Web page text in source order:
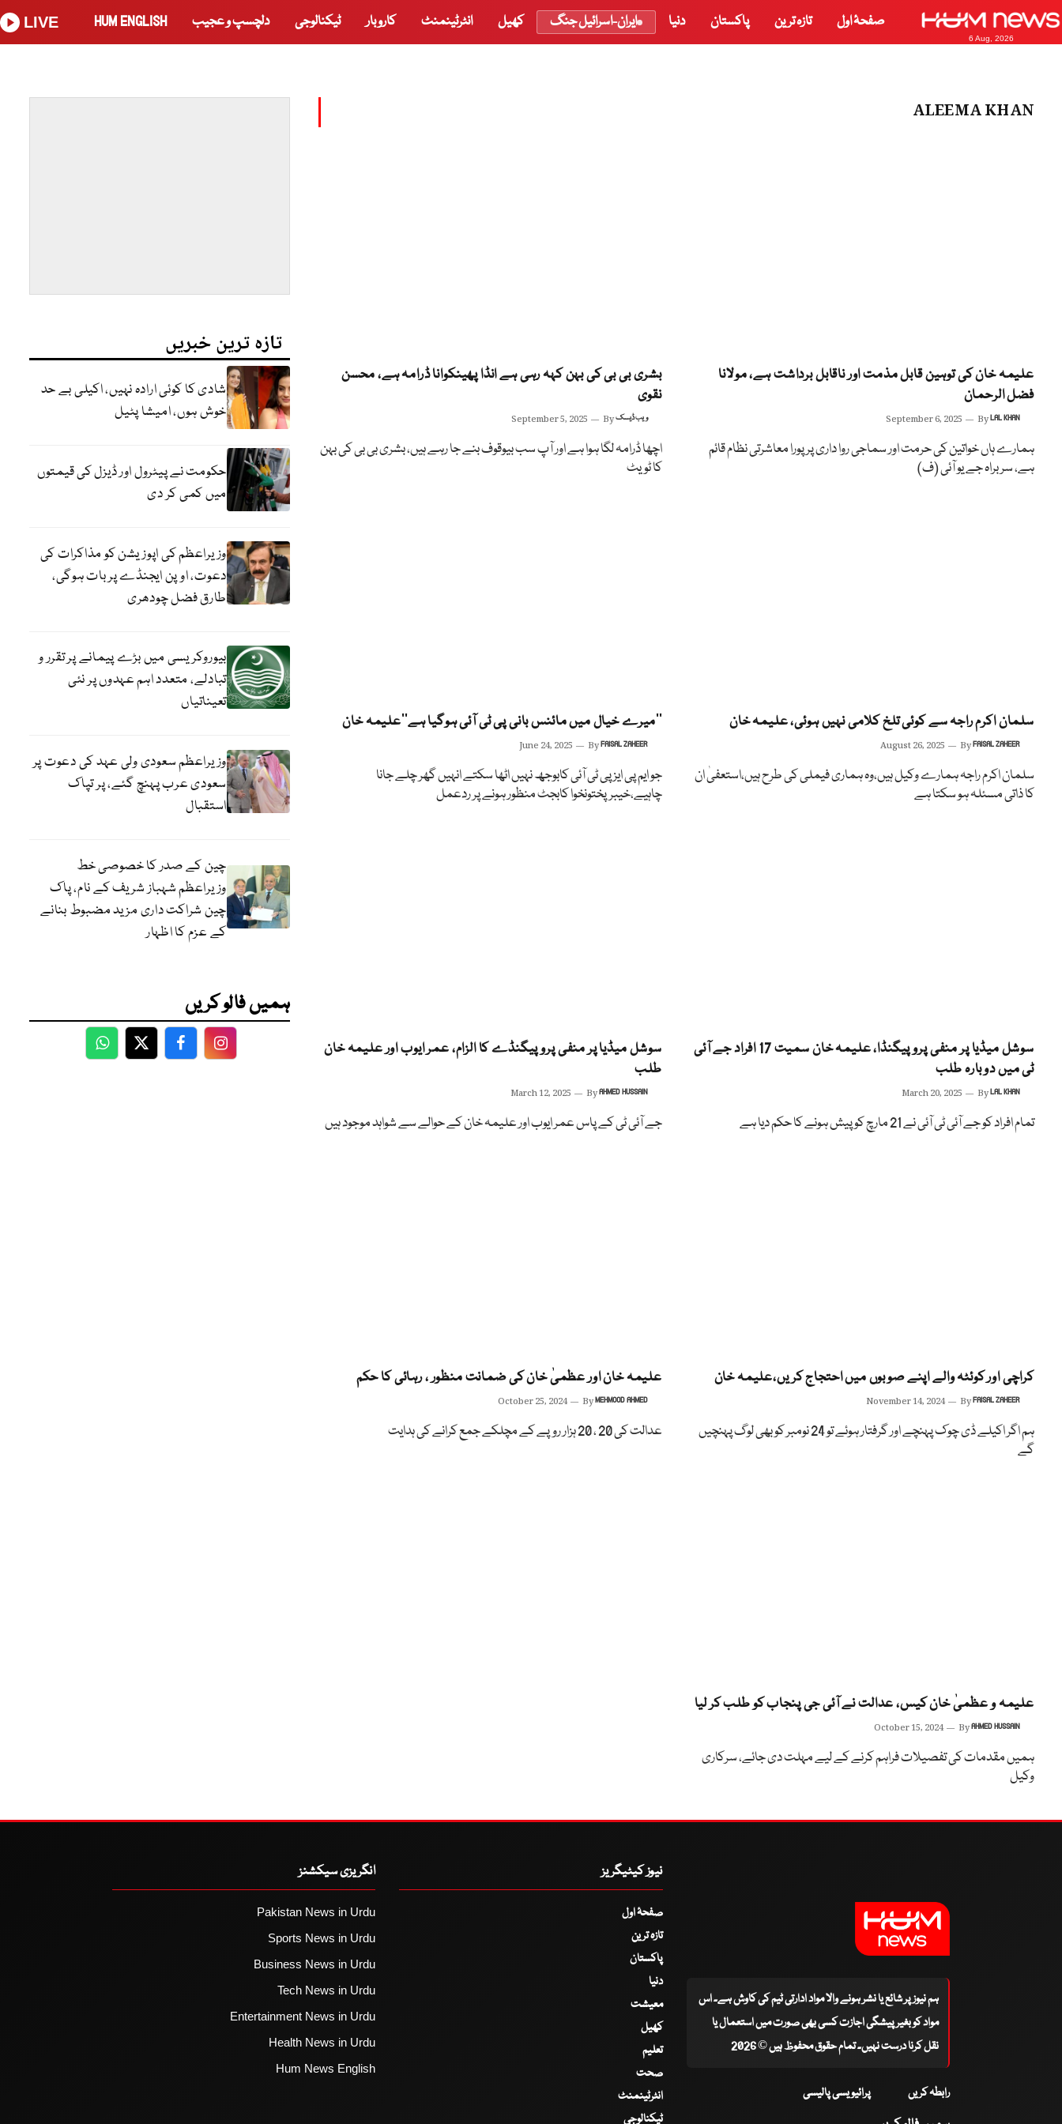
6 Aug, 2026
صفحۂ اول تازہ ترین پاکستان دنیا ایران-اسرائیل جنگ کھیل انٹرٹینمنٹ کاروبار ٹیکنالوجی دلچسپ و عجیب HUM ENGLISH
LIVE
ALEEMA KHAN
علیمہ خان کی توہین قابل مذمت اور ناقابل برداشت ہے، مولانا
فضل الرحمان
September 6, 2025 ByLAL KHAN
ہمارے ہاں خواتین کی حرمت اور سماجی روا داری پر پورا معاشرتی نظام قائم
ہے، سربراہ جے یو آئی (ف)
بشری بی بی کی بہن کہہ رہی ہے انڈا پھینکوانا ڈرامہ ہے، محسن
نقوی
September 5, 2025 Byویب ڈیسک
اچھا ڈرامہ لگا ہوا ہے اور آپ سب بیوقوف بنے جا رہے ہیں، بشری بی بی کی بہن
کا ٹویٹ
سلمان اکرم راجہ سے کوئی تلخ کلامی نہیں ہوئی، علیمہ خان
August 26, 2025 ByFAISAL ZAHEER
سلمان اکرم راجہ ہمارے وکیل ہیں،وہ ہماری فیملی کی طرح ہیں،استعفیٰ ان
کا ذاتی مسئلہ ہو سکتا ہے
’’میرے خیال میں مائنس بانی پی ٹی آئی ہوگیا ہے‘‘علیمہ خان
June 24, 2025 ByFAISAL ZAHEER
جو ایم پی ایز پی ٹی آئی کابوجھ نہیں اٹھا سکتے انہیں گھر چلے جانا
چاہیے،خیبرپختونخوا کابجٹ منظور ہونے پر ردعمل
سوشل میڈیا پر منفی پروپیگنڈا، علیمہ خان سمیت 17 افراد جے آئی
ٹی میں دوبارہ طلب
March 20, 2025 ByLAL KHAN
تمام افراد کو جے آئی ٹی آئی نے 21 مارچ کو پیش ہونے کا حکم دیا ہے
سوشل میڈیا پر منفی پروپیگنڈے کا الزام، عمر ایوب اور علیمہ خان
طلب
March 12, 2025 ByAHMED HUSSAIN
جے آئی ٹی کے پاس عمر ایوب اور علیمہ خان کے حوالے سے شواہد موجود ہیں
کراچی اور کوئٹہ والے اپنے صوبوں میں احتجاج کریں،علیمہ خان
November 14, 2024 ByFAISAL ZAHEER
ہم اگر اکیلے ڈی چوک پہنچے اور گرفتار ہوئے تو 24 نومبر کو بھی لوگ پہنچیں
گے
علیمہ خان اور عظمیٰ خان کی ضمانت منظور ، رہائی کا حکم
October 25, 2024 ByMEHMOOD AHMED
عدالت کی 20 ، 20 ہزار روپے کے مچلکے جمع کرانے کی ہدایت
علیمہ و عظمیٰ خان کیس، عدالت نے آئی جی پنجاب کو طلب کر لیا
October 15, 2024 ByAHMED HUSSAIN
ہمیں مقدمات کی تفصیلات فراہم کرنے کے لیے مہلت دی جائے، سرکاری
وکیل
تازہ ترین خبریں
شادی کا کوئی ارادہ نہیں، اکیلی بے حد
خوش ہوں، امیشا پٹیل
حکومت نے پیٹرول اور ڈیزل کی قیمتوں
میں کمی کر دی
وزیراعظم کی اپوزیشن کو مذاکرات کی
دعوت، اوپن ایجنڈے پر بات ہوگی،
طارق فضل چودھری
بیوروکریسی میں بڑے پیمانے پر تقرر و
تبادلے، متعدد اہم عہدوں پر نئی
تعیناتیاں
وزیراعظم سعودی ولی عہد کی دعوت پر
سعودی عرب پہنچ گئے، پر تپاک
استقبال
چین کے صدر کا خصوصی خط
وزیراعظم شہباز شریف کے نام، پاک
چین شراکت داری مزید مضبوط بنانے
کے عزم کا اظہار
ہمیں فالو کریں
WhatsApp
TwitterFacebookFacebook
ہم نیوز پر شائع یا نشر ہونے والا مواد ادارتی ٹیم کی کاوش ہے۔ اس
مواد کو بغیر پیشگی اجازت کسی بھی صورت میں استعمال یا
نقل کرنا درست نہیں۔ تمام حقوق محفوظ ہیں © 2026
رابطہ کریں پرائیویسی پالیسی
نیوز کیٹیگریز
صفحۂ اول
تازہ ترین
پاکستان
دنیا
معیشت
کھیل
تعلیم
صحت
انٹرٹینمنٹ
ٹیکنالوجی
انگریزی سیکشنز
Pakistan News in Urdu
Sports News in Urdu
Business News in Urdu
Tech News in Urdu
Entertainment News in Urdu
Health News in Urdu
Hum News English